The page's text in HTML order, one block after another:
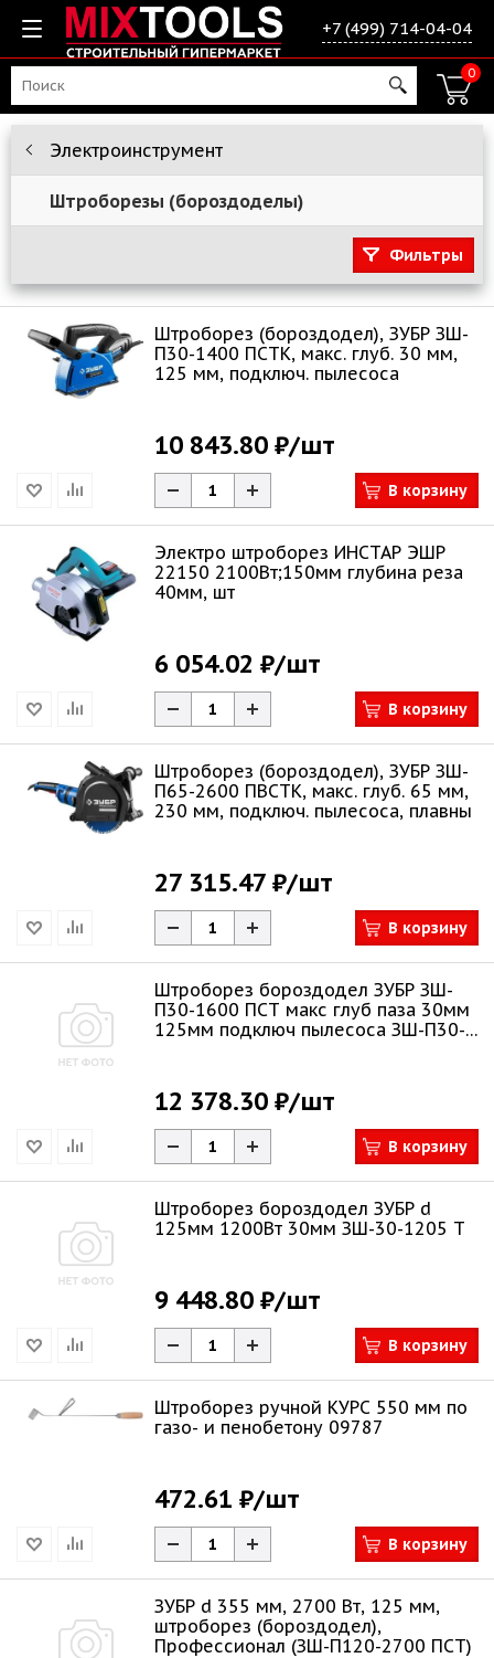
+7 (499) 714-04-04
0
Электроинструмент
Штроборезы (бороздоделы)
Фильтры
Штроборез (бороздодел), ЗУБР ЗШ-
П30-1400 ПСТК, макс. глуб. 30 мм,
125 мм, подключ. пылесоса
10 843.80 ₽/шт
В корзину
Электро штроборез ИНСТАР ЭШР
22150 2100Вт;150мм глубина реза
40мм, шт
6 054.02 ₽/шт
В корзину
Штроборез (бороздодел), ЗУБР ЗШ-
П65-2600 ПВСТК, макс. глуб. 65 мм,
230 мм, подключ. пылесоса, плавны
27 315.47 ₽/шт
В корзину
Штроборез бороздодел ЗУБР ЗШ-
П30-1600 ПСТ макс глуб паза 30мм
125мм подключ пылесоса ЗШ-П30-
12 378.30 ₽/шт
В корзину
Штроборез бороздодел ЗУБР d
125мм 1200Вт 30мм ЗШ-30-1205 Т
9 448.80 ₽/шт
В корзину
Штроборез ручной КУРС 550 мм по
газо- и пенобетону 09787
472.61 ₽/шт
В корзину
ЗУБР d 355 мм, 2700 Вт, 125 мм,
штроборез (бороздодел),
Профессионал (ЗШ-П120-2700 ПСТ)